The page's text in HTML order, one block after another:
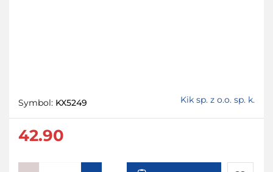
Symbol: KX5249 Kik sp. z o.o. sp. k.
42.90